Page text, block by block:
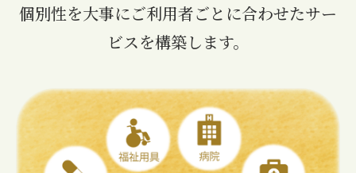
個別性を大事にご利用者ごとに合わせたサー
ビスを構築します。